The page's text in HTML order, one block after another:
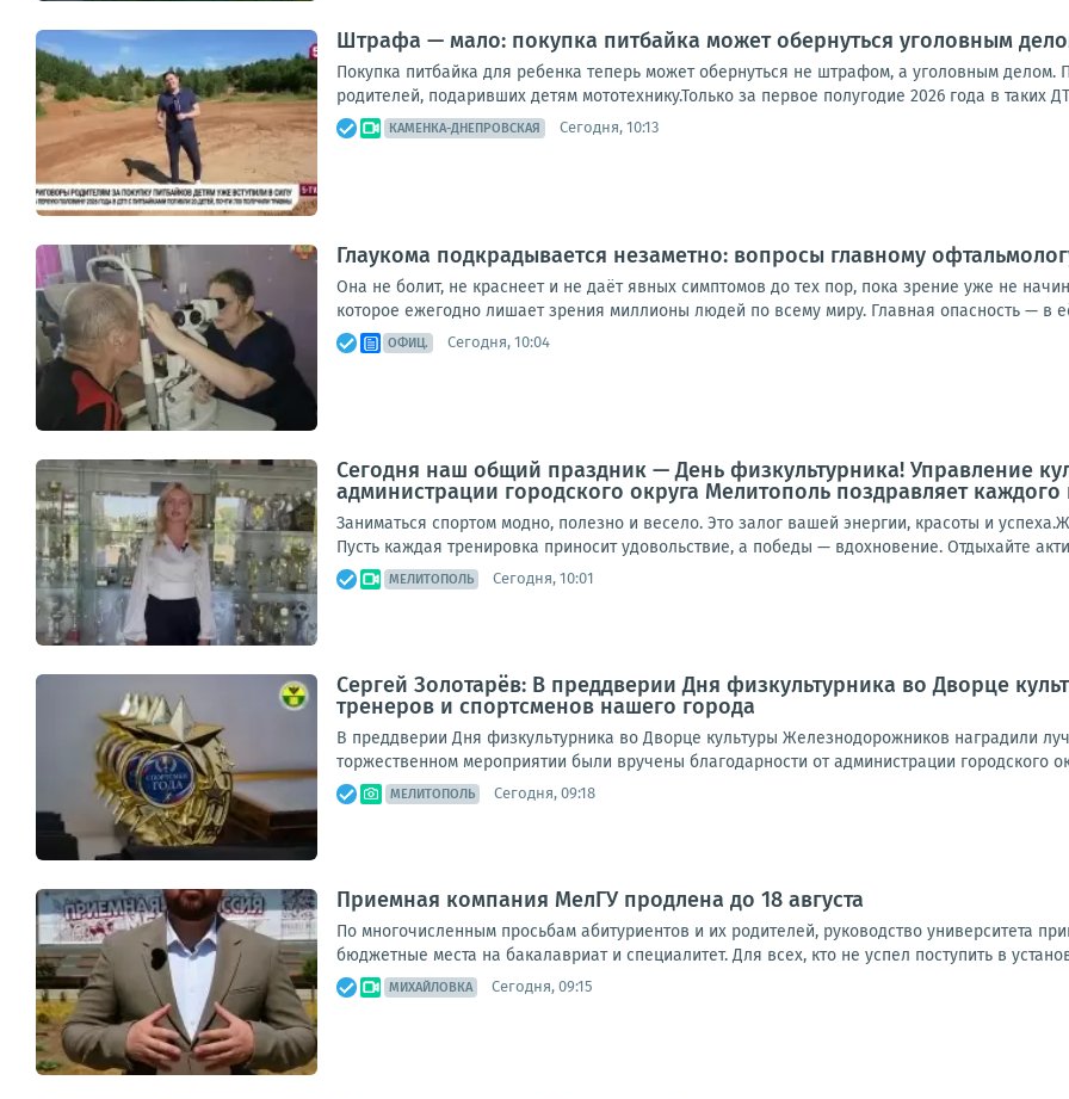
Штрафа — мало: покупка питбайка может обернуться уголовным
Покупка питбайка для ребенка теперь может обернуться не штрафом, а уголовным
родителей, подаривших детям мототехнику.Только за первое полугодие 2026 года в таких
КАМЕНКА-ДНЕПРОВСКАЯ Сегодня, 10:13
Глаукома подкрадывается незаметно: вопросы главному
Она не болит, не краснеет и не даёт явных симптомов до тех пор, пока зрение уже не
которое ежегодно лишает зрения миллионы людей по всему миру. Главная опасность — в
ОФИЦ. Сегодня, 10:04
Сегодня наш общий праздник — День физкультурника! Управление
администрации городского округа Мелитополь поздравляет каждого
Заниматься спортом модно, полезно и весело. Это залог вашей энергии, красоты и
Пусть каждая тренировка приносит удовольствие, а победы — вдохновение. Отдыхайте
МЕЛИТОПОЛЬ Сегодня, 10:01
Сергей Золотарёв: В преддверии Дня физкультурника во Дворце
тренеров и спортсменов нашего города
В преддверии Дня физкультурника во Дворце культуры Железнодорожников наградили
торжественном мероприятии были вручены благодарности от администрации городского
МЕЛИТОПОЛЬ Сегодня, 09:18
Приемная компания МелГУ продлена до 18 августа
По многочисленным просьбам абитуриентов и их родителей, руководство университета
бюджетные места на бакалавриат и специалитет. Для всех, кто не успел поступить в
МИХАЙЛОВКА Сегодня, 09:15